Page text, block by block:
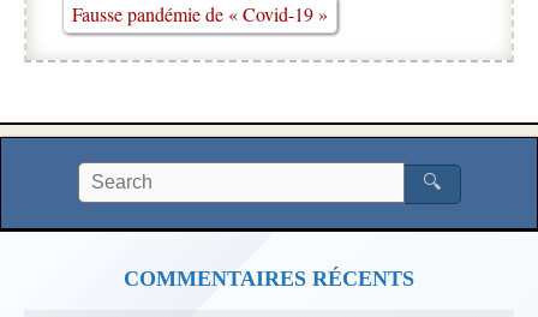
Fausse pandémie de « Covid-19 »
🔍
COMMENTAIRES RÉCENTS